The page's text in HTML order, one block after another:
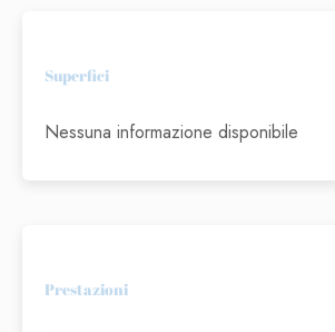
Superfici
Nessuna informazione disponibile
Prestazioni